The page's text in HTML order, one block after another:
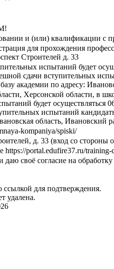
и (или) квалификации с
для прохождения
Строителей д. 33
испытаний будет
сдачи вступительных
академии по адресу:
Херсонской области, в
будет осуществляться
испытаний
область, Ивановский
kompaniya/spiski/
д. 33 (вход со стороны
portal.edufire37.ru/training-
даю своё согласие на
для подтверждения.
удалена.